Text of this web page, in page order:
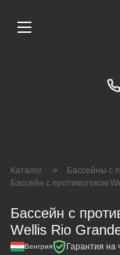
Каталог Бассейны с
Бассейн с противотоком
Бассейн с
Wellis Rio
Венгрия Гарантия на